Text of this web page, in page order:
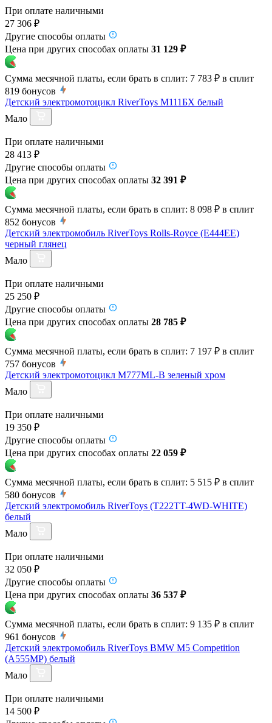
При оплате наличными
27 306 ₽
Другие способы оплаты
Цена при других способах оплаты 31 129 ₽
Сумма месячной платы, если брать в сплит: 7 783 ₽ в сплит
819 бонусов
Детский электромотоцикл RiverToys М111БХ белый
Мало
При оплате наличными
28 413 ₽
Другие способы оплаты
Цена при других способах оплаты 32 391 ₽
Сумма месячной платы, если брать в сплит: 8 098 ₽ в сплит
852 бонусов
Детский электромобиль RiverToys Rolls-Royce (E444EE)
черный глянец
Мало
При оплате наличными
25 250 ₽
Другие способы оплаты
Цена при других способах оплаты 28 785 ₽
Сумма месячной платы, если брать в сплит: 7 197 ₽ в сплит
757 бонусов
Детский электромотоцикл M777ML-B зеленый хром
Мало
При оплате наличными
19 350 ₽
Другие способы оплаты
Цена при других способах оплаты 22 059 ₽
Сумма месячной платы, если брать в сплит: 5 515 ₽ в сплит
580 бонусов
Детский электромобиль RiverToys (T222TT-4WD-WHITE)
белый
Мало
При оплате наличными
32 050 ₽
Другие способы оплаты
Цена при других способах оплаты 36 537 ₽
Сумма месячной платы, если брать в сплит: 9 135 ₽ в сплит
961 бонусов
Детский электромобиль RiverToys BMW M5 Competition
(A555MP) белый
Мало
При оплате наличными
14 500 ₽